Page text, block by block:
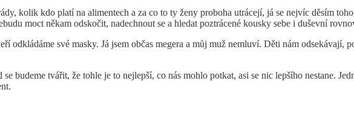
kolik kdo platí na alimentech a za co to ty ženy proboha utrácejí, já se nejvíc děsím
moct někam odskočit, nadechnout se a hledat poztrácené kousky sebe i duševní
odkládáme své masky. Já jsem občas megera a můj muž nemluví. Děti nám odsekávají,
budeme tvářit, že tohle je to nejlepší, co nás mohlo potkat, asi se nic lepšího nestane.